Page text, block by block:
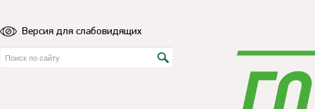
Версия для слабовидящих